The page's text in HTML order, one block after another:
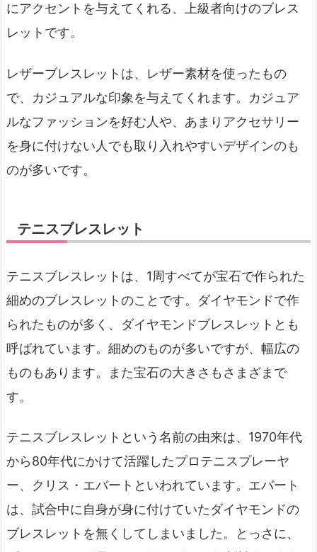
にアクセントを与えてくれる、上級者向けのブレス
レットです。
レザーブレスレットは、レザー素材を使ったもの
で、カジュアルな印象を与えてくれます。カジュア
ルなファッションを好む人や、あまりアクセサリー
を身に付けない人でも取り入れやすいデザインのも
のが多いです。
テニスブレスレット
テニスブレスレットは、1周すべてが宝石で作られた
細めのブレスレットのことです。ダイヤモンドで作
られたものが多く、ダイヤモンドブレスレットとも
呼ばれています。細めのものが多いですが、幅広の
ものもあります。また宝石の大きさもさまざまで
す。
テニスブレスレットという名前の由来は、1970年代
から80年代にかけて活躍したプロテニスプレーヤ
ー、クリス・エバートといわれています。エバート
は、試合中に自身が身に付けていたダイヤモンドの
ブレスレットを無くしてしまいました。とっさに、